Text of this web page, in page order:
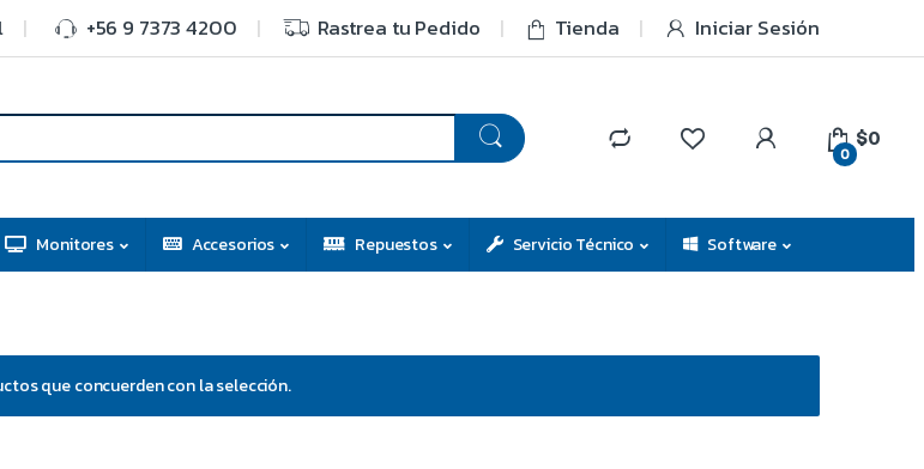
+56 9 7373 4200 Rastrea tu Pedido Tienda Iniciar Sesión
0
$0
Monitores Accesorios Repuestos Servicio Técnico Software
que concuerden con la selección.